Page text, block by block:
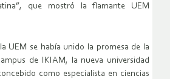
que mostró la flamante UEM
UEM se había unido la promesa de la
de IKIAM, la nueva universidad
como especialista en ciencias